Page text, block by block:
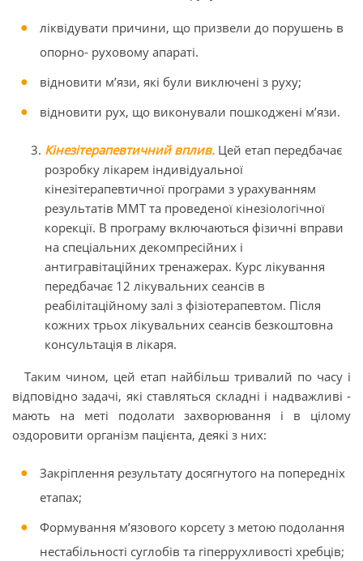
ліквідувати причини, що призвели до порушень в
опорно- руховому апараті.
відновити м’язи, які були виключені з руху;
відновити рух, що виконували пошкоджені м’язи.
Кінезітерапевтичний вплив. Цей етап передбачає
розробку лікарем індивідуальної
кінезітерапевтичної програми з урахуванням
результатів ММТ та проведеної кінезіологічної
корекції. В програму включаються фізичні вправи
на спеціальних декомпресійних і
антигравітаційних тренажерах. Курс лікування
передбачає 12 лікувальних сеансів в
реабілітаційному залі з фізіотерапевтом. Після
кожних трьох лікувальних сеансів безкоштовна
консультація в лікаря.
Таким чином, цей етап найбільш тривалий по часу і
відповідно задачі, які ставляться складні і надважливі -
мають на меті подолати захворювання і в цілому
оздоровити організм пацієнта, деякі з них:
Закріплення результату досягнутого на попередніх
етапах;
Формування м’язового корсету з метою подолання
нестабільності суглобів та гіперрухливості хребців;